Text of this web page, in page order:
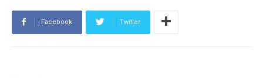
Facebook Twitter